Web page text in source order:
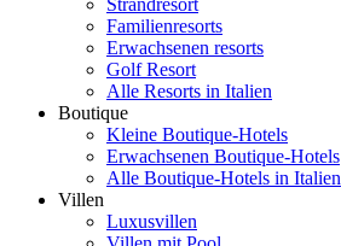
Strandresort
Familienresorts
Erwachsenen resorts
Golf Resort
Alle Resorts in Italien
Boutique
Kleine Boutique-Hotels
Erwachsenen Boutique-Hotels
Alle Boutique-Hotels in Italien
Villen
Luxusvillen